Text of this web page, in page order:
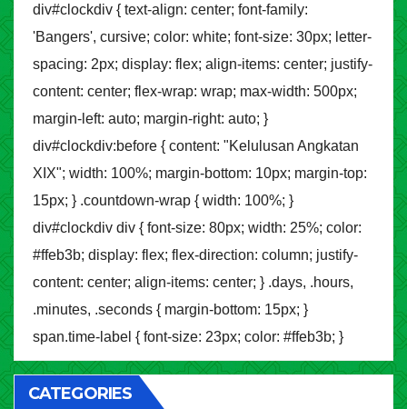
div#clockdiv { text-align: center; font-family:
'Bangers', cursive; color: white; font-size: 30px; letter-
spacing: 2px; display: flex; align-items: center; justify-
content: center; flex-wrap: wrap; max-width: 500px;
margin-left: auto; margin-right: auto; }
div#clockdiv:before { content: "Kelulusan Angkatan
XIX"; width: 100%; margin-bottom: 10px; margin-top:
15px; } .countdown-wrap { width: 100%; }
div#clockdiv div { font-size: 80px; width: 25%; color:
#ffeb3b; display: flex; flex-direction: column; justify-
content: center; align-items: center; } .days, .hours,
.minutes, .seconds { margin-bottom: 15px; }
span.time-label { font-size: 23px; color: #ffeb3b; }
CATEGORIES